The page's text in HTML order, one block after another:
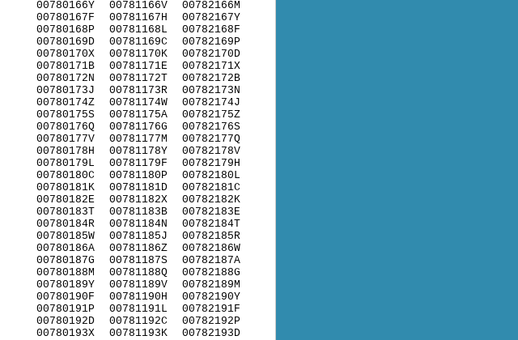
00780166Y
00780167F
00780168P
00780169D
00780170X
00780171B
00780172N
00780173J
00780174Z
00780175S
00780176Q
00780177V
00780178H
00780179L
00780180C
00780181K
00780182E
00780183T
00780184R
00780185W
00780186A
00780187G
00780188M
00780189Y
00780190F
00780191P
00780192D
00780193X
00781166V
00781167H
00781168L
00781169C
00781170K
00781171E
00781172T
00781173R
00781174W
00781175A
00781176G
00781177M
00781178Y
00781179F
00781180P
00781181D
00781182X
00781183B
00781184N
00781185J
00781186Z
00781187S
00781188Q
00781189V
00781190H
00781191L
00781192C
00781193K
00782166M
00782167Y
00782168F
00782169P
00782170D
00782171X
00782172B
00782173N
00782174J
00782175Z
00782176S
00782177Q
00782178V
00782179H
00782180L
00782181C
00782182K
00782183E
00782184T
00782185R
00782186W
00782187A
00782188G
00782189M
00782190Y
00782191F
00782192P
00782193D